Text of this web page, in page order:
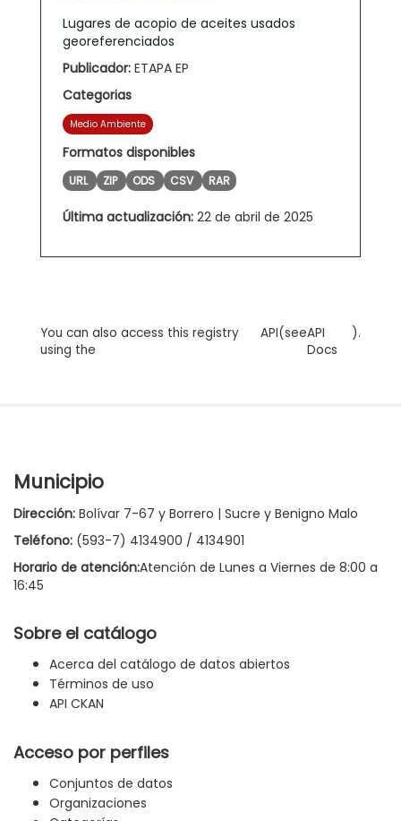
Lugares de acopio de aceites usados
georeferenciados
Publicador: ETAPA EP
Categorias
Medio Ambiente
Formatos disponibles
URL ZIP ODS CSV RAR
Última actualización: 22 de abril de 2025
You can also access this registry
using the
API(seeAPI
Docs
).
Municipio
Dirección: Bolívar 7-67 y Borrero | Sucre y Benigno Malo
Teléfono: (593-7) 4134900 / 4134901
Horario de atención:Atención de Lunes a Viernes de 8:00 a
16:45
Sobre el catálogo
Acerca del catálogo de datos abiertos
Términos de uso
API CKAN
Acceso por perfiles
Conjuntos de datos
Organizaciones